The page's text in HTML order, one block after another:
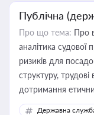
Публічна
Про що тема: Про
аналітика
ризиків для
структуру,
дотримання
Державна